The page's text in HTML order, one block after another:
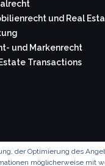
und Real
und Markenrecht
Transactions
der Optimierung des
möglicherweise mit